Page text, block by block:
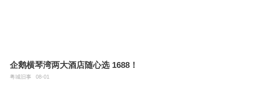
企鹅横琴湾两大酒店随心选 1688！
粤城旧事 08-01